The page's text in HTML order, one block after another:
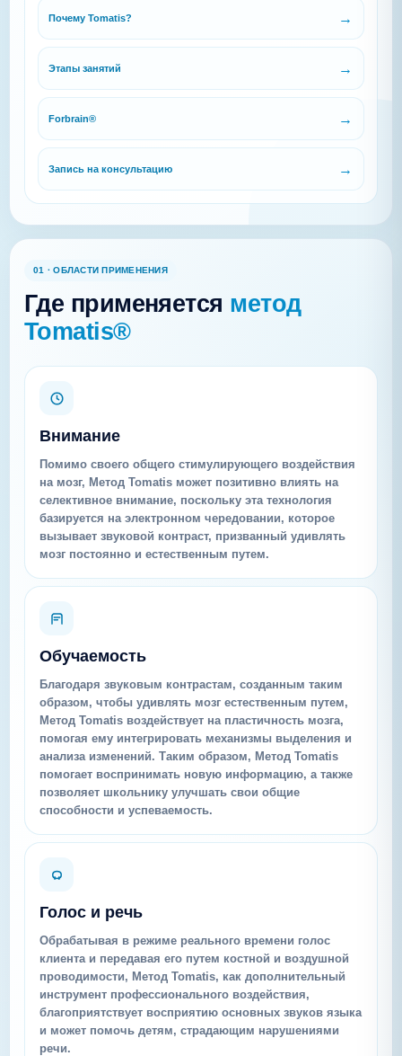
Почему Tomatis?
Этапы занятий
Forbrain®
Запись на консультацию
01 · ОБЛАСТИ ПРИМЕНЕНИЯ
Где применяется метод
Tomatis®
Внимание
Помимо своего общего стимулирующего воздействия
на мозг, Метод Tomatis может позитивно влиять на
селективное внимание, поскольку эта технология
базируется на электронном чередовании, которое
вызывает звуковой контраст, призванный удивлять
мозг постоянно и естественным путем.
Обучаемость
Благодаря звуковым контрастам, созданным таким
образом, чтобы удивлять мозг естественным путем,
Метод Tomatis воздействует на пластичность мозга,
помогая ему интегрировать механизмы выделения и
анализа изменений. Таким образом, Метод Tomatis
помогает воспринимать новую информацию, а также
позволяет школьнику улучшать свои общие
способности и успеваемость.
Голос и речь
Обрабатывая в режиме реального времени голос
клиента и передавая его путем костной и воздушной
проводимости, Метод Tomatis, как дополнительный
инструмент профессионального воздействия,
благоприятствует восприятию основных звуков языка
и может помочь детям, страдающим нарушениями
речи.